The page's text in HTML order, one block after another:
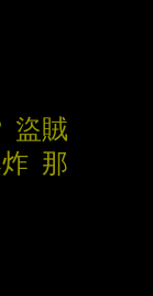
盜賊
那